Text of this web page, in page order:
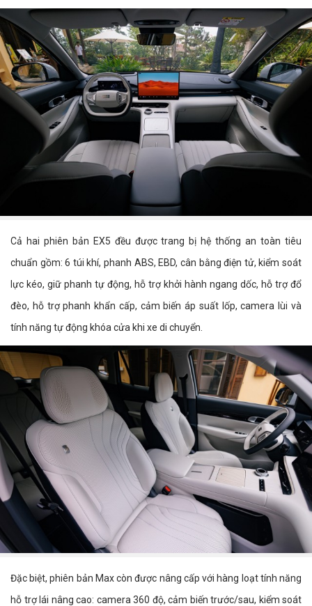
Cả hai phiên bản EX5 đều được trang bị hệ thống an toàn tiêu
chuẩn gồm: 6 túi khí, phanh ABS, EBD, cân bằng điện tử, kiểm soát
lực kéo, giữ phanh tự động, hỗ trợ khởi hành ngang dốc, hỗ trợ đổ
đèo, hỗ trợ phanh khẩn cấp, cảm biến áp suất lốp, camera lùi và
tính năng tự động khóa cửa khi xe di chuyển.
Đặc biệt, phiên bản Max còn được nâng cấp với hàng loạt tính năng
hỗ trợ lái nâng cao: camera 360 độ, cảm biến trước/sau, kiểm soát